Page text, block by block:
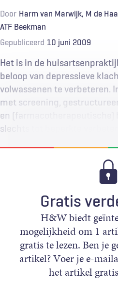
Door Harm van Marwijk M de
ATF Beekman
Gepubliceerd 10 juni 2009
Het is in de
beloop van depressieve
volwassenen te verbeteren.
met screening,
en (farmacotherapeutische)
slechts tot beperkte
Gratis
H&W biedt
mogelijkheid om 1
gratis te lezen. Ben je
artikel? Voer je e-
het artikel